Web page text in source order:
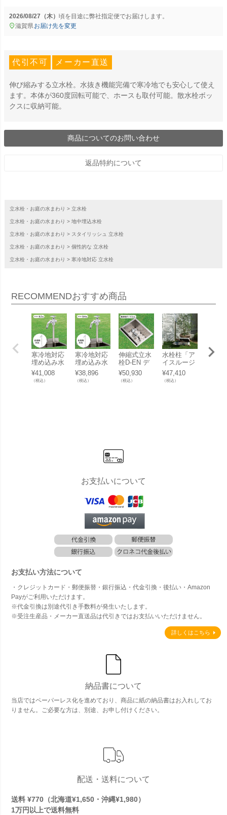
2026/08/27（木） に弊社指定便でお届けします。
滋賀県 お届け先を変更
代引不可 メーカー直送
伸び縮みする立水栓。水抜き機能完備で寒冷地でも安心して使え
ます。本体が360度回転可能で、ホースも取付可能。散水栓ボッ
クスに収納可能。
商品についてのお問い合わせ
返品特約について
立水栓・お庭の水まわり 立水栓
立水栓・お庭の水まわり 地中埋込水栓
立水栓・お庭の水まわり スタイリッシュ 立水栓
立水栓・お庭の水まわり 個性的な 立水栓
立水栓・お庭の水まわり 寒冷地対応 立水栓
RECOMMENDおすすめ商品
寒冷地対応
埋め込み水
栓「伸縮式
立水栓 D-E
N デン 呼び
¥41,008
（税込）
寒冷地対応
埋め込み水
栓「伸縮式
立水栓 D-E
N デン 呼び
¥38,896
（税込）
伸縮式立水
栓D-EN デ
ン専用 「給
水栓ボック
ス＜蓋収納
¥50,930
（税込）
水栓柱「ア
イスルージ
ュ 1.2mタ
イプ」 専用
蛇口付＜寒
¥47,410
（税込）
水栓
お支払いについて
お支払い方法について
・クレジットカード・郵便振替・銀行振込・代金引換・後払い・Amazon
Payがご利用いただけます。
※代金引換は別途代引き手数料が発生いたします。
※受注生産品・メーカー直送品は代引きではお支払いいただけません。
詳しくはこちら
納品書について
当店ではペーパーレス化を進めており、商品に紙の納品書はお入れしてお
りません。ご必要な方は、別途、お申し付けください。
配送・送料について
送料 ¥770（北海道¥1,650・沖縄¥1,980）
1万円以上で送料無料